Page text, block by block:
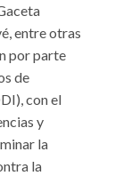
entre otras
por parte
de
con el
y
la
la